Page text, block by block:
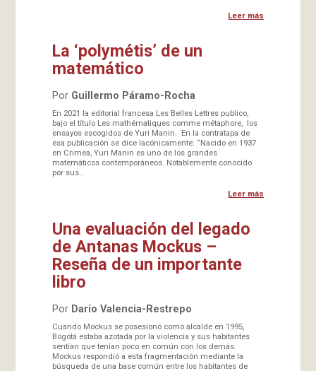
Leer más
La ‘polymétis’ de un
matemático
Por Guillermo Páramo-Rocha
En 2021 la editorial francesa Les Belles Lettres publico,
bajo el título Les mathématiques comme métaphore, los
ensayos escogidos de Yuri Manin. En la contratapa de
esa publicación se dice lacónicamente: “Nacido en 1937
en Crimea, Yuri Manin es uno de los grandes
matemáticos contemporáneos. Notablemente conocido
por sus…
Leer más
Una evaluación del legado
de Antanas Mockus –
Reseña de un importante
libro
Por Darío Valencia-Restrepo
Cuando Mockus se posesionó como alcalde en 1995,
Bogotá estaba azotada por la violencia y sus habitantes
sentían que tenían poco en común con los demás.
Mockus respondió a esta fragmentación mediante la
búsqueda de una base común entre los habitantes de